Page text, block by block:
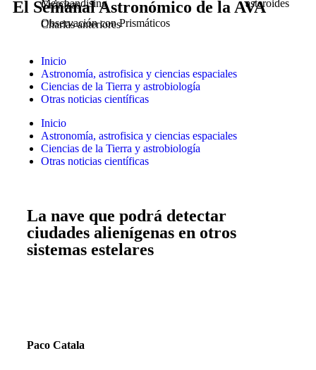
Crónicas
Charlas anteriores
asteroides
Merchandising
Observación con Prismáticos
El Semanal Astronómico de la AVA
Inicio
Astronomía, astrofisica y ciencias espaciales
Ciencias de la Tierra y astrobiología
Otras noticias científicas
Inicio
Astronomía, astrofisica y ciencias espaciales
Ciencias de la Tierra y astrobiología
Otras noticias científicas
La nave que podrá detectar
ciudades alienígenas en otros
sistemas estelares
Paco Catala